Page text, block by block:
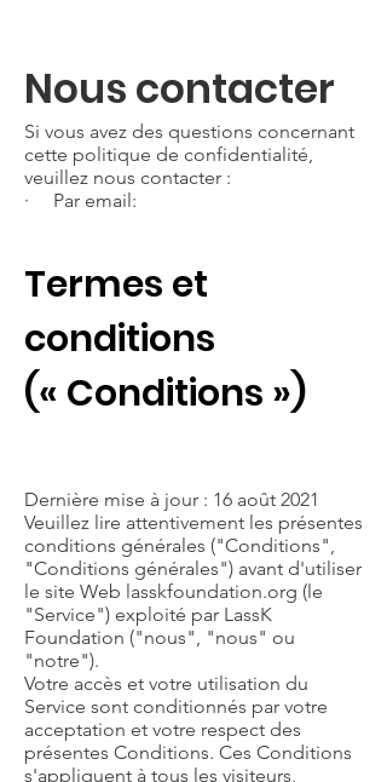
Nous contacter
Si vous avez des questions concernant
cette politique de confidentialité,
veuillez nous contacter :
· Par email:
Termes et
conditions
(« Conditions »)
Dernière mise à jour : 16 août 2021
Veuillez lire attentivement les présentes
conditions générales ("Conditions",
"Conditions générales") avant d'utiliser
le site Web lasskfoundation.org (le
"Service") exploité par LassK
Foundation ("nous", "nous" ou
"notre").
Votre accès et votre utilisation du
Service sont conditionnés par votre
acceptation et votre respect des
présentes Conditions. Ces Conditions
s'appliquent à tous les visiteurs,